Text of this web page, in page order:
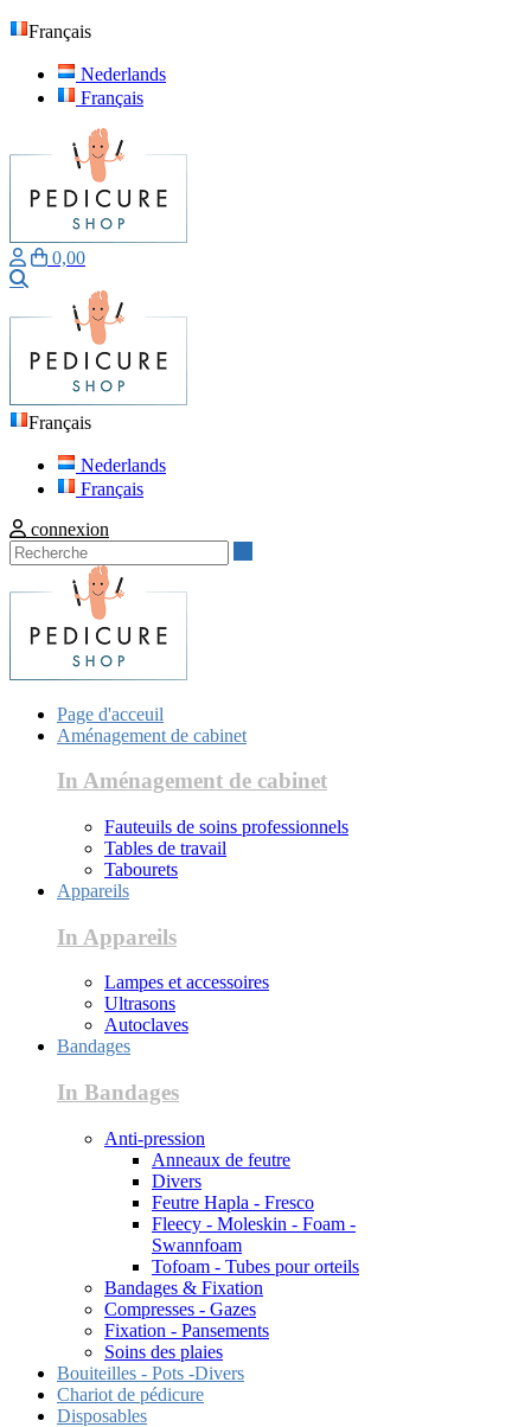
Français
Nederlands
Français
0,00
Français
Nederlands
Français
connexion
Page d'acceuil
Aménagement de cabinet
In Aménagement de cabinet
Fauteuils de soins professionnels
Tables de travail
Tabourets
Appareils
In Appareils
Lampes et accessoires
Ultrasons
Autoclaves
Bandages
In Bandages
Anti-pression
Anneaux de feutre
Divers
Feutre Hapla - Fresco
Fleecy - Moleskin - Foam -
Swannfoam
Tofoam - Tubes pour orteils
Bandages & Fixation
Compresses - Gazes
Fixation - Pansements
Soins des plaies
Bouiteilles - Pots -Divers
Chariot de pédicure
Disposables